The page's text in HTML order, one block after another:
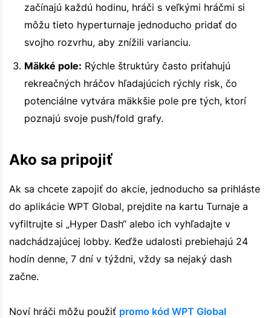
začínajú každú hodinu, hráči s veľkými hráčmi si
môžu tieto hyperturnaje jednoducho pridať do
svojho rozvrhu, aby znížili varianciu.
Mäkké pole: Rýchle štruktúry často priťahujú
rekreačných hráčov hľadajúcich rýchly risk, čo
potenciálne vytvára mäkkšie pole pre tých, ktorí
poznajú svoje push/fold grafy.
Ako sa pripojiť
Ak sa chcete zapojiť do akcie, jednoducho sa prihláste
do aplikácie WPT Global, prejdite na kartu Turnaje a
vyfiltrujte si „Hyper Dash“ alebo ich vyhľadajte v
nadchádzajúcej lobby. Keďže udalosti prebiehajú 24
hodín denne, 7 dní v týždni, vždy sa nejaký dash
začne.
Noví hráči môžu použiť promo kód WPT Global